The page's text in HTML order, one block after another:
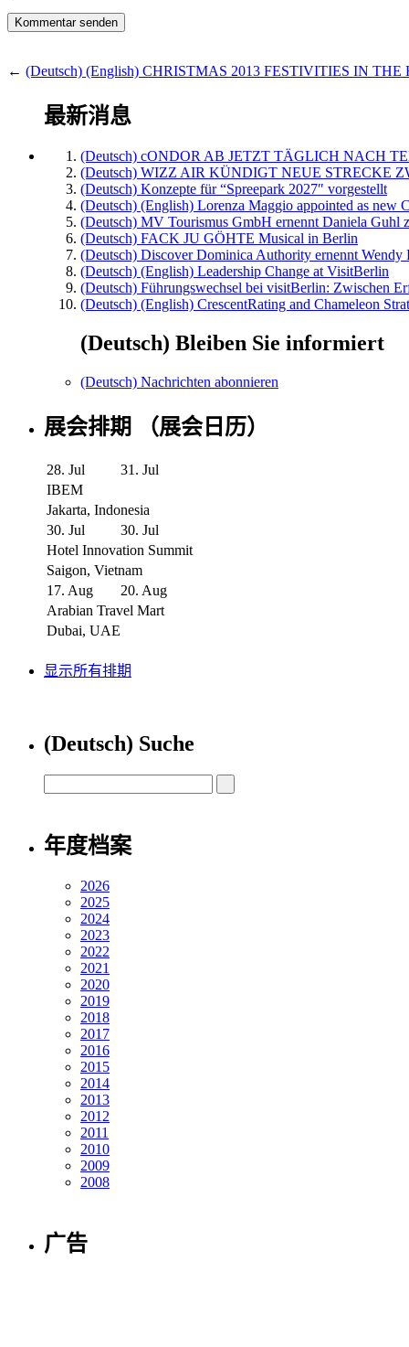
← (Deutsch) (English) CHRISTMAS 2013 FESTIVITIES IN
最新消息
(Deutsch) cONDOR AB JETZT TÄGLICH NACH
(Deutsch) WIZZ AIR KÜNDIGT NEUE STRECKE
(Deutsch) Konzepte für “Spreepark 2027″ vorgestellt
(Deutsch) (English) Lorenza Maggio appointed as new
(Deutsch) MV Tourismus GmbH ernennt Daniela Guhl
(Deutsch) FACK JU GÖHTE Musical in Berlin
(Deutsch) Discover Dominica Authority ernennt
(Deutsch) (English) Leadership Change at VisitBerlin
(Deutsch) Führungswechsel bei visitBerlin: Zwischen
(Deutsch) (English) CrescentRating and Chameleon
(Deutsch) Bleiben Sie informiert
(Deutsch) Nachrichten abonnieren
展会排期 （展会日历）
28. Jul
31. Jul
IBEM
Jakarta, Indonesia
30. Jul
30. Jul
Hotel Innovation Summit
Saigon, Vietnam
17. Aug
20. Aug
Arabian Travel Mart
Dubai, UAE
显示所有排期
(Deutsch) Suche
年度档案
2026
2025
2024
2023
2022
2021
2020
2019
2018
2017
2016
2015
2014
2013
2012
2011
2010
2009
2008
广告